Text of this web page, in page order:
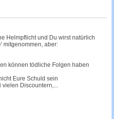
Helmpflicht und Du wirst natürlich
mitgenommen, aber:
können tödliche Folgen haben
Eure Schuld sein
vielen Discountern,...